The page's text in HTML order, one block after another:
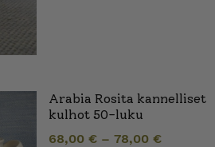
Arabia Rosita kannelliset
kulhot 50-luku
68,00 € – 78,00 €